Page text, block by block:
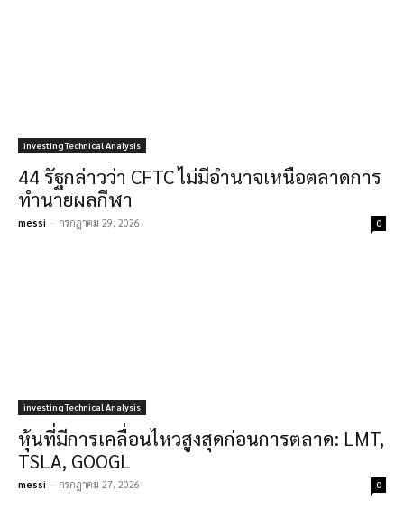
investing Technical Analysis
44 รัฐกล่าวว่า CFTC ไม่มีอำนาจเหนือตลาดการ
ทำนายผลกีฬา
messi - กรกฎาคม 29, 2026 0
investing Technical Analysis
หุ้นที่มีการเคลื่อนไหวสูงสุดก่อนการตลาด: LMT,
TSLA, GOOGL
messi - กรกฎาคม 27, 2026 0